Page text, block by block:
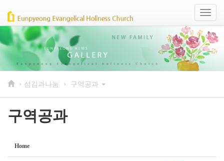
Toggle
› 섬김과나눔 › 구역공과
구역공과
Home